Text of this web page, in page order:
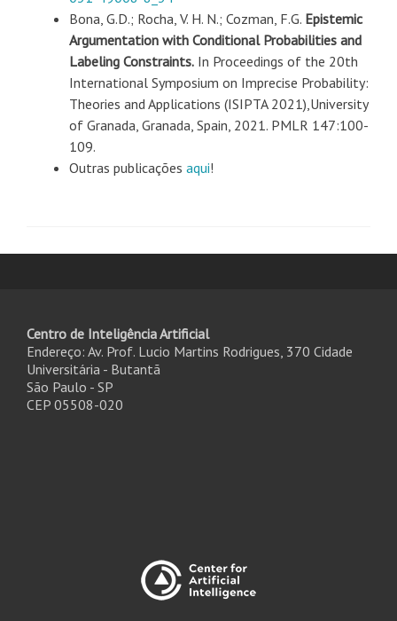
Bona, G.D.; Rocha, V. H. N.; Cozman, F.G. Epistemic
Argumentation with Conditional Probabilities and
Labeling Constraints. In Proceedings of the 20th
International Symposium on Imprecise Probability:
Theories and Applications (ISIPTA 2021),University
of Granada, Granada, Spain, 2021. PMLR 147:100-
109.
Outras publicações aqui!
Centro de Inteligência Artificial
Endereço: Av. Prof. Lucio Martins Rodrigues, 370 Cidade
Universitária - Butantã
São Paulo - SP
CEP 05508-020